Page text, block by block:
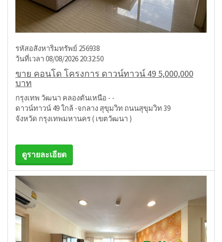
รหัสอสังหาริมทรัพย์ 256938
วันที่เวลา 08/08/2026 20:32:50
ขาย คอนโด โครงการ ดาวน์ทาวน์ 49 5,000,000
บาท
กรุงเทพ วัฒนา คลองตันเหนือ - -
ดาวน์ทาวน์ 49 ใกล้ -จกลาง สุขุมวิท ถนนสุขุมวิท 39
จังหวัด กรุงเทพมหานคร ( เขตวัฒนา )
ดูรายละเอียด